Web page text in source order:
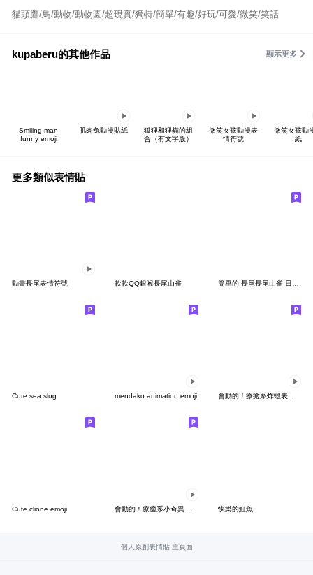
貓頭鷹/鳥/動物/動物園/超現實/獨特/簡單/有趣/好玩/可愛/微笑/笑話
kupaberu的其他作品 顯示更多
Smiling man
funny emoji
肌肉兔動漫貼紙
狐狸和狸貓的組
合（有文字版）
微笑女孩動漫表
情符號
微笑女孩動
紙
更多類似表情貼
動畫長尾表情符號 軟軟QQ銀喉長尾山雀
Cute sea slug mendako animation emoji 會動的！療癒系炸蝦表情符號
Cute clione emoji 快樂的魟魚
個人原創表情貼 主頁面